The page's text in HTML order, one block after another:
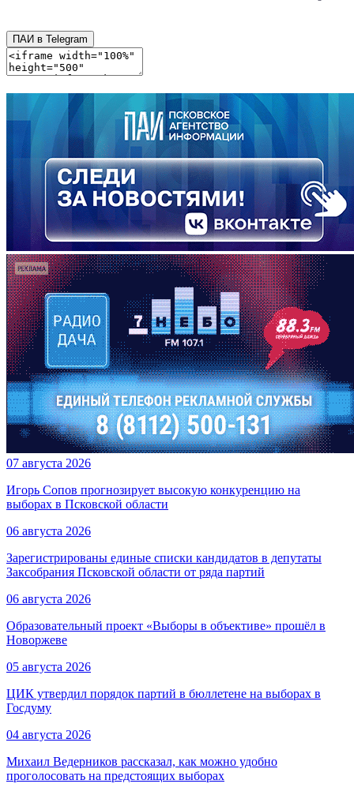
ПАИ в Telegram
07 августа 2026
Игорь Сопов прогнозирует высокую конкуренцию на
выборах в Псковской области
06 августа 2026
Зарегистрированы единые списки кандидатов в депутаты
Заксобрания Псковской области от ряда партий
06 августа 2026
Образовательный проект «Выборы в объективе» прошёл в
Новоржеве
05 августа 2026
ЦИК утвердил порядок партий в бюллетене на выборах в
Госдуму
04 августа 2026
Михаил Ведерников рассказал, как можно удобно
проголосовать на предстоящих выборах